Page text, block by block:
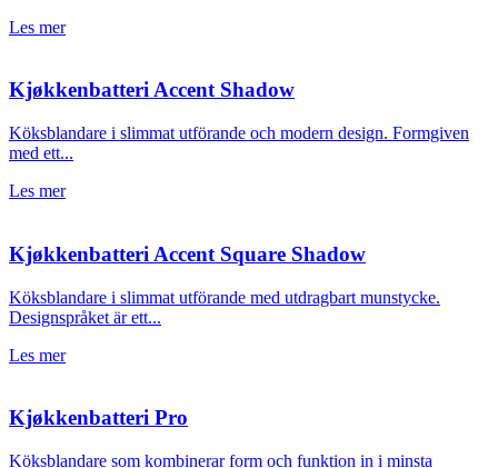
Les mer
Kjøkkenbatteri Accent Shadow
Köksblandare i slimmat utförande och modern design. Formgiven
med ett...
Les mer
Kjøkkenbatteri Accent Square Shadow
Köksblandare i slimmat utförande med utdragbart munstycke.
Designspråket är ett...
Les mer
Kjøkkenbatteri Pro
Köksblandare som kombinerar form och funktion in i minsta